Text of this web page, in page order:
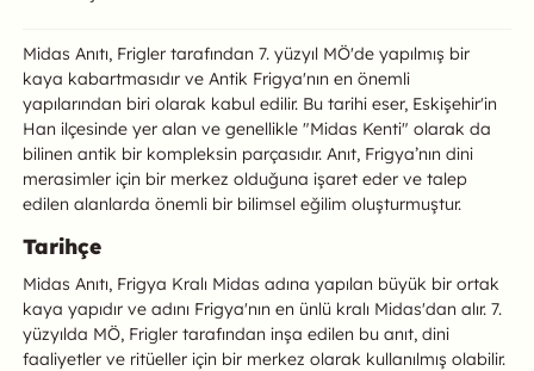
Midas Anıtı – Yazılıkaya Hakkında
Midas Anıtı, Frigler tarafından 7. yüzyıl MÖ'de yapılmış bir
kaya kabartmasıdır ve Antik Frigya'nın en önemli
yapılarından biri olarak kabul edilir. Bu tarihi eser, Eskişehir'in
Han ilçesinde yer alan ve genellikle "Midas Kenti" olarak da
bilinen antik bir kompleksin parçasıdır. Anıt, Frigya’nın dini
merasimler için bir merkez olduğuna işaret eder ve talep
edilen alanlarda önemli bir bilimsel eğilim oluşturmuştur.
Tarihçe
Midas Anıtı, Frigya Kralı Midas adına yapılan büyük bir ortak
kaya yapıdır ve adını Frigya'nın en ünlü kralı Midas'dan alır. 7.
yüzyılda MÖ, Frigler tarafından inşa edilen bu anıt, dini
faaliyetler ve ritüeller için bir merkez olarak kullanılmış olabilir.